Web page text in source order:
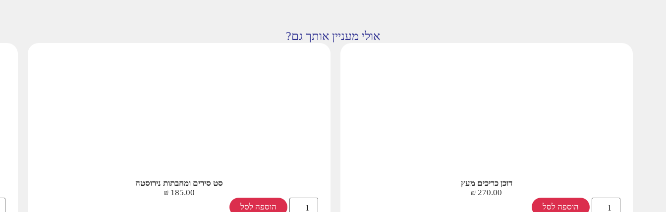
אולי מעניין אותך גם?
דוכן כריכים מעץ
270.00
₪
הוספה לסל
סט סירים ומחבתות נירוסטה
185.00
₪
הוספה לסל